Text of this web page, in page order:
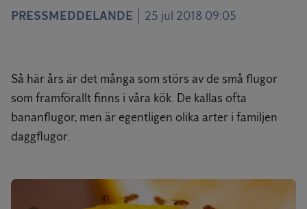
PRESSMEDDELANDE 25 jul 2018 09:05
Så här års är det många som störs av de små flugor
som framförallt finns i våra kök. De kallas ofta
bananflugor, men är egentligen olika arter i familjen
daggflugor.